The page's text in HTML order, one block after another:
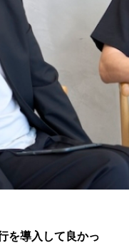
を導入して良かっ